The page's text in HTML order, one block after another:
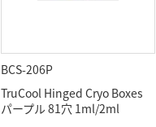
BCS-206P
TruCool Hinged Cryo Boxes
パープル 81穴 1ml/2ml